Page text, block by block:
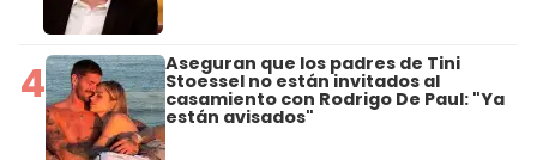
4 Aseguran que los padres de Tini
Stoessel no están invitados al
casamiento con Rodrigo De Paul: "Ya
están avisados"